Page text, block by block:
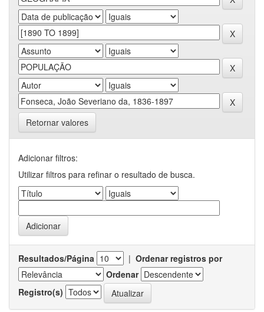
Retornar valores
Adicionar filtros:
Utilizar filtros para refinar o resultado de busca.
Resultados/Página | Ordenar registros por
Ordenar
Registro(s)